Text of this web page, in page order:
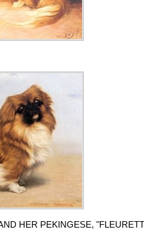
HER PEKINGESE,